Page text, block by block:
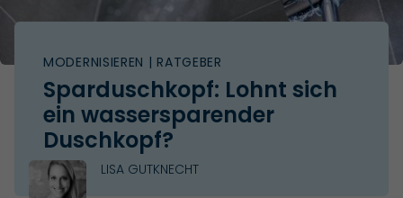
MODERNISIEREN | RATGEBER
Sparduschkopf: Lohnt sich
ein wassersparender
Duschkopf?
LISA GUTKNECHT